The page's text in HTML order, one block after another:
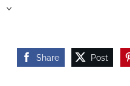
›
Share Post